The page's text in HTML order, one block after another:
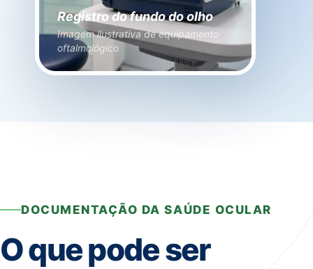
Registro do fundo do olho
Imagem ilustrativa de equipamento
oftalmológico
DOCUMENTAÇÃO DA SAÚDE OCULAR
O que pode ser